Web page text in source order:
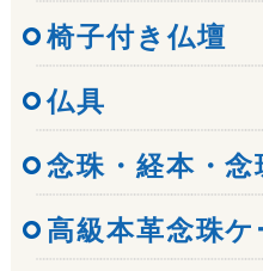
椅子付き仏壇
仏具
念珠・経本・念
高級本革念珠ケ